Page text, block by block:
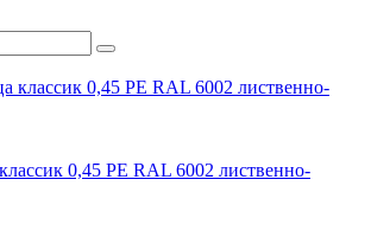
0,45 PE RAL 6002 лиственно-